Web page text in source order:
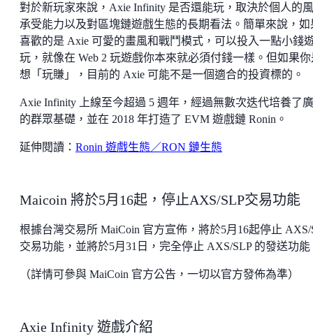
對於新玩家來說，Axie Infinity 是否還能玩，取決於個人的
承受能力以及對區塊鏈遊戲生態的長期看法。簡單來說，如
喜歡的是 Axie 可愛的畫風和戰鬥模式，可以投入一點小錢
玩，就像在 Web 2 玩遊戲你本來就必須付錢一樣。但如果
想「玩賺」，目前的 Axie 可能不是一個適合的投資標的。
Axie Infinity 上線至今超過 5 週年，經過無數次迭代培養了
的群眾基礎，並在 2018 年打造了 EVM 遊戲鏈 Ronin。
延伸閱讀： Ronin 遊戲生態／RON 鏈生態
Maicoin 將於5月16起，停止AXS/SLP交易功能
根據台灣交易所 MaiCoin 官方宣佈，將於5月16起停止 AXS/
交易功能，並將於5月31日，完全停止 AXS/SLP 的發送功能
（詳情可參與 MaiCoin 官方公告，一切以官方發佈為準）
Axie Infinity 遊戲介紹